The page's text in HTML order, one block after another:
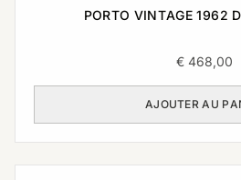
PORTO VINTAGE 1962
€ 468,00
AJOUTER AU